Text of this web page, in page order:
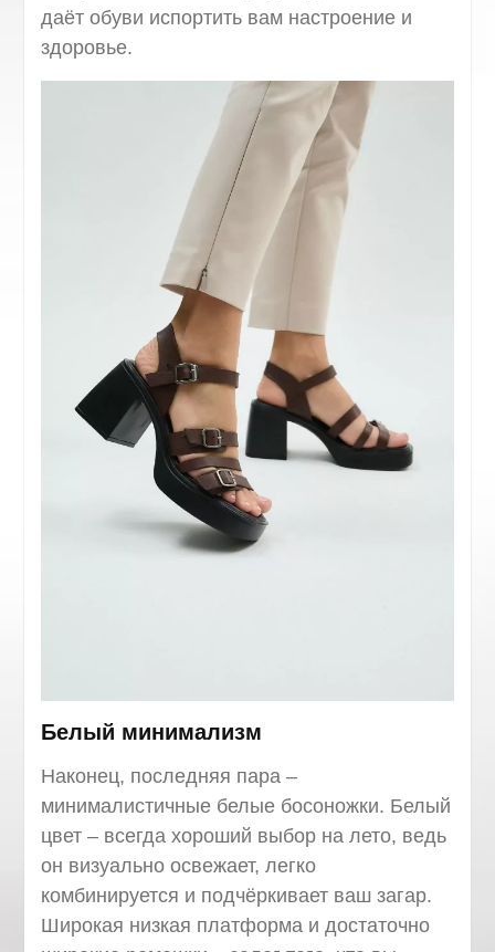
даёт обуви испортить вам настроение и
здоровье.
Белый минимализм
Наконец, последняя пара –
минималистичные белые босоножки. Белый
цвет – всегда хороший выбор на лето, ведь
он визуально освежает, легко
комбинируется и подчёркивает ваш загар.
Широкая низкая платформа и достаточно